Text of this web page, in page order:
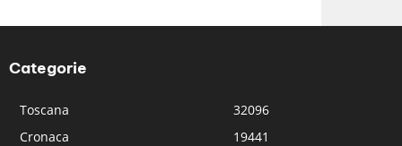
Categorie
Toscana
32096
Cronaca
19441